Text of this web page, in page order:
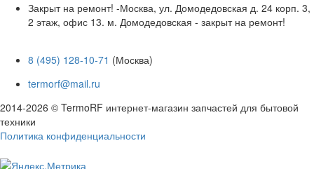
Закрыт на ремонт! -Москва, ул. Домодедовская д. 24 корп. 3,
2 этаж, офис 13. м. Домодедовская - закрыт на ремонт!
8 (495) 128-10-71 (Москва)
termorf@mail.ru
2014-2026 © TermoRF интернет-магазин запчастей для бытовой
техники
Политика конфиденциальности